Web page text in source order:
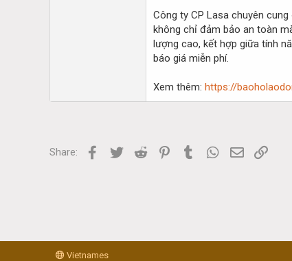
Công ty CP Lasa chuyên
không chỉ đảm bảo an toàn
lượng cao, kết hợp giữa tính
báo giá miễn phí.
Xem thêm: https://
Share: Facebook
Twitter Reddit PinterestTumblr WhatsApp
Email
Vietnames